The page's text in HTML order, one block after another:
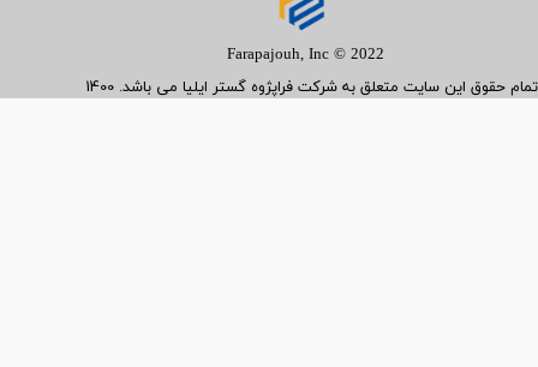
Farapajouh, Inc © 2022